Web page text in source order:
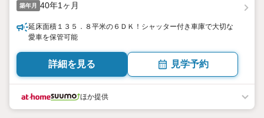
築年月 40年1ヶ月
延床面積１３５．８平米の６ＤＫ！シャッター付き車庫で大切な
愛車を保管可能
詳細を見る 見学予約
ほか提供